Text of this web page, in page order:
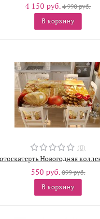
4 150 руб.4 990 руб.
В корзину
(0)
Новогодняя
550 руб.899 руб.
В корзину